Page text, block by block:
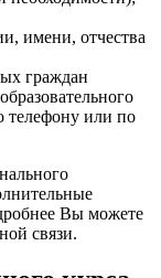
имени, отчества
граждан
телефону или по
Вы можете
связи.